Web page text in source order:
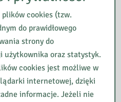
ma
na
–
NOC
BIBLIOTEK
cookies (tzw.
do prawidłowego
strony do
użytkownika oraz statystyk.
cookies jest możliwe w
internetowej, dzięki
informacje. Jeżeli nie